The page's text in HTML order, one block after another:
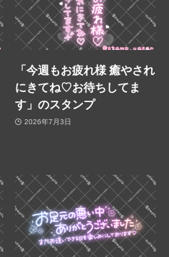
「今週もお疲れ様 癒やされ
にきてね♡お待ちしてま
す」のスタンプ
2026年7月3日